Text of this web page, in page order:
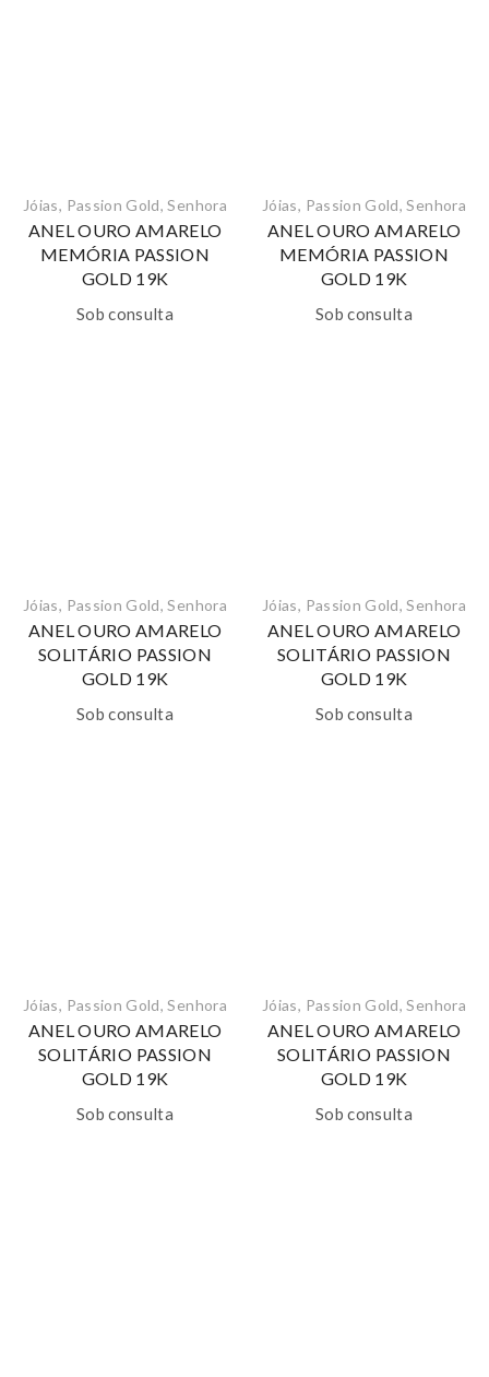
Jóias, Passion Gold,Senhora
ANEL OURO AMARELO
MEMÓRIA PASSION
GOLD 19K
Sob consulta
Jóias, Passion Gold,Senhora
ANEL OURO AMARELO
MEMÓRIA PASSION
GOLD 19K
Sob consulta
Jóias, Passion Gold,Senhora
ANEL OURO AMARELO
SOLITÁRIO PASSION
GOLD 19K
Sob consulta
Jóias, Passion Gold,Senhora
ANEL OURO AMARELO
SOLITÁRIO PASSION
GOLD 19K
Sob consulta
Jóias, Passion Gold,Senhora
ANEL OURO AMARELO
SOLITÁRIO PASSION
GOLD 19K
Sob consulta
Jóias, Passion Gold,Senhora
ANEL OURO AMARELO
SOLITÁRIO PASSION
GOLD 19K
Sob consulta